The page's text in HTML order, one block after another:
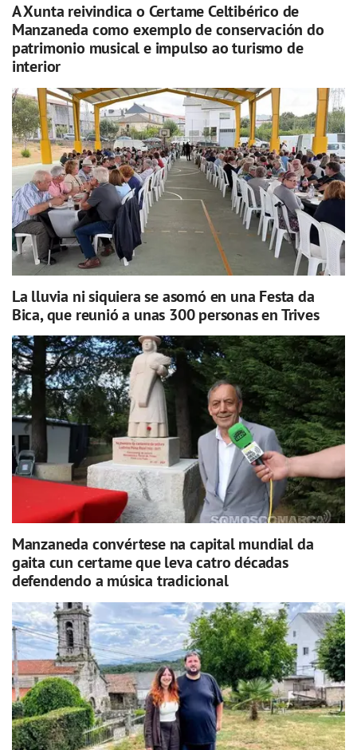
A Xunta reivindica o Certame Celtibérico de
Manzaneda como exemplo de conservación do
patrimonio musical e impulso ao turismo de
interior
La lluvia ni siquiera se asomó en una Festa da
Bica, que reunió a unas 300 personas en Trives
Manzaneda convértese na capital mundial da
gaita cun certame que leva catro décadas
defendendo a música tradicional